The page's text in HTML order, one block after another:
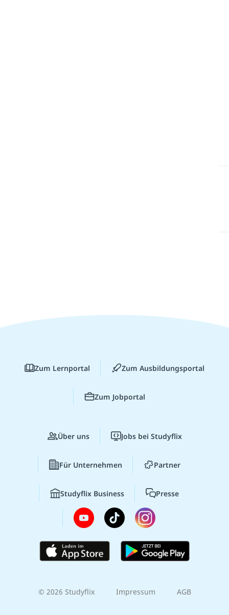
Zum Lernportal Zum Ausbildungsportal
Zum Jobportal
Über uns Jobs bei Studyflix
Für Unternehmen Partner
Studyflix Business Presse
© 2026 Studyflix Impressum AGB